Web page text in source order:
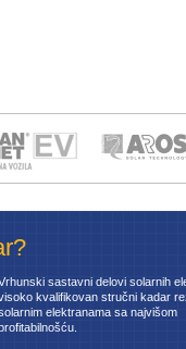
sastavni delovi solarnih
kvalifikovan stručni kadar
elektranama sa najvišom